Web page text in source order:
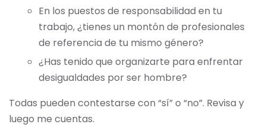
En los puestos de responsabilidad en tu
trabajo, ¿tienes un montón de profesionales
de referencia de tu mismo género?
¿Has tenido que organizarte para enfrentar
desigualdades por ser hombre?
Todas pueden contestarse con “sí” o “no”. Revisa y
luego me cuentas.